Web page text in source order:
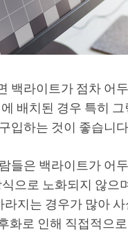
백라이트가 점차 어
배치된 경우 특히
입하는 것이 좋습니
들은 백라이트가 어
으로 노화되지 않
지는 경우가 많아
화로 인해 직접적으